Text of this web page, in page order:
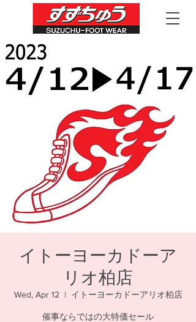
イトーヨーカドーア
リオ柏店
Wed, Apr 12
  |
イトーヨーカドーアリオ柏店
催事ならではの大特価セール